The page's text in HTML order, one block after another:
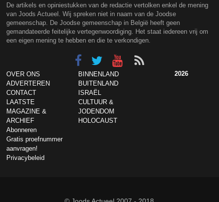
De artikels en opiniestukken van de redactie vertolken enkel de mening
van Joods Actueel. Wij spreken niet in naam van de Joodse
gemeenschap. De Joodse gemeenschap in België heeft geen
gemandateerde feitelijke vertegenwoordiging. Het staat iedereen vrij om
een eigen mening te hebben en die te verkondigen.
OVER ONS
ADVERTEREN
CONTACT
LAATSTE
MAGAZINE &
ARCHIEF
Abonneren
Gratis proefnummer
aanvragen!
Privacybeleid
BINNENLAND
BUITENLAND
ISRAËL
CULTUUR &
JODENDOM
HOLOCAUST
2026